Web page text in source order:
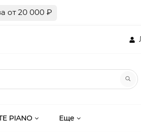
от 20 000 ₽
PIANO Еще